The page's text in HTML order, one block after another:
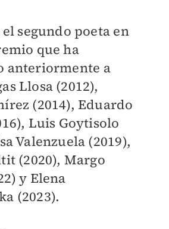
segundo poeta en
que ha
anteriormente a
Llosa (2012),
(2014), Eduardo
Luis Goytisolo
Valenzuela (2019),
(2020), Margo
y Elena
(2023).